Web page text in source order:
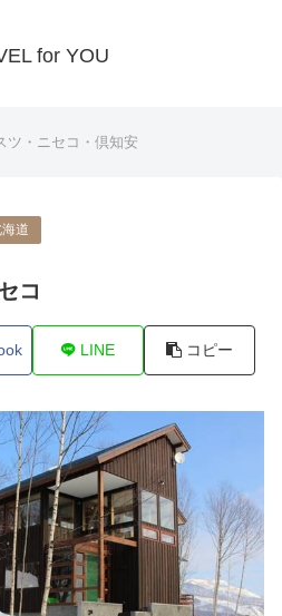
for YOU
ツ・ニセコ・倶知安
道
コ
LINE コピー